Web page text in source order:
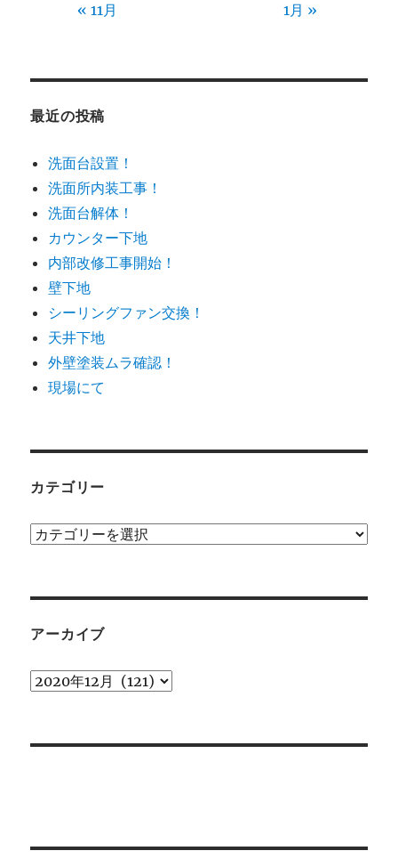
« 11月 1月 »
最近の投稿
洗面台設置！
洗面所内装工事！
洗面台解体！
カウンター下地
内部改修工事開始！
壁下地
シーリングファン交換！
天井下地
外壁塗装ムラ確認！
現場にて
カテゴリー
カ
ー
アーカイブ
ア